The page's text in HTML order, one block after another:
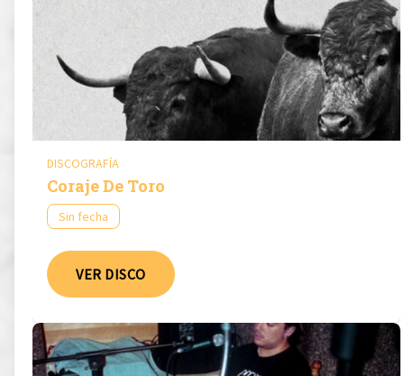
DISCOGRAFÍA
Coraje De Toro
Sin fecha
VER DISCO